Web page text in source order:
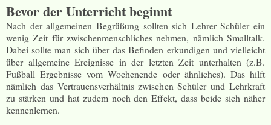
Bevor der Unterricht beginnt
Nach der allgemeinen Begrüßung sollten sich Lehrer Schüler ein
wenig Zeit für zwischenmenschliches nehmen, nämlich Smalltalk.
Dabei sollte man sich über das Befinden erkundigen und vielleicht
über allgemeine Ereignisse in der letzten Zeit unterhalten (z.B.
Fußball Ergebnisse vom Wochenende oder ähnliches). Das hilft
nämlich das Vertrauensverhältnis zwischen Schüler und Lehrkraft
zu stärken und hat zudem noch den Effekt, dass beide sich näher
kennenlernen.